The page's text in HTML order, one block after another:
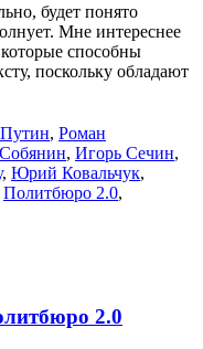
будет понято
Мне интереснее
которые способны
поскольку обладают
, Роман
, Игорь Сечин,
, Юрий Ковальчук,
Политбюро 2.0,
2.0